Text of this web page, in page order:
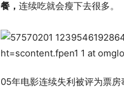
餐， 连续吃就会瘦下去很多。
05年电影连续失利被评为票